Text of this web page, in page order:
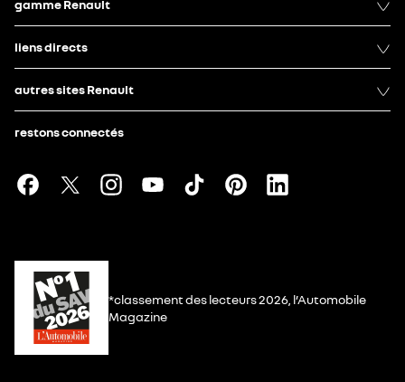
gamme Renault
liens directs
autres sites Renault
restons connectés
*classement des lecteurs 2026, l’Automobile
Magazine